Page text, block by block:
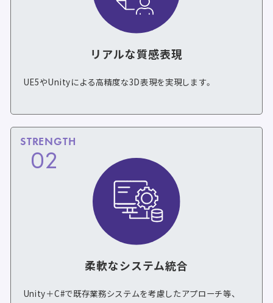
リアルな質感表現
UE5やUnityによる高精度な3D表現を実現します。
STRENGTH
02
柔軟なシステム統合
Unity＋C#で既存業務システムを考慮したアプローチ等、